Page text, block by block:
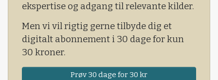
ekspertise og adgang til relevante kilder.
Men vi vil rigtig gerne tilbyde dig et
digitalt abonnement i 30 dage for kun
30 kroner.
Prøv 30 dage for 30 kr